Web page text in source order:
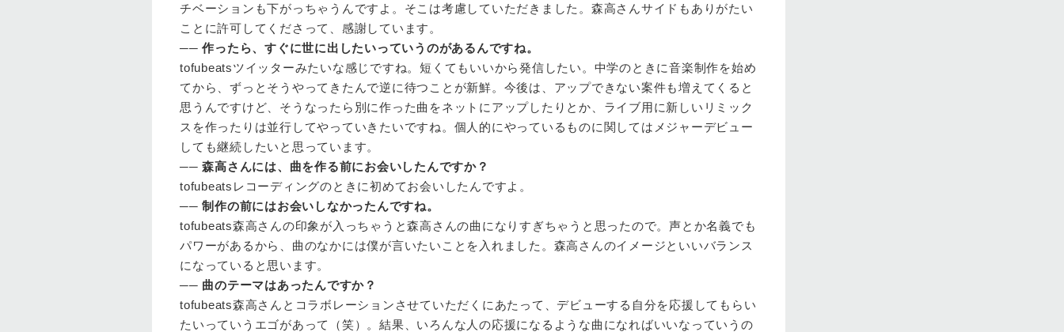
チベーションも下がっちゃうんですよ。そこは考慮していただきました。森高さんサイドもありがたい
ことに許可してくださって、感謝しています。
──作ったら、すぐに世に出したいっていうのがあるんですね。
tofubeatsツイッターみたいな感じですね。短くてもいいから発信したい。中学のときに音楽制作を始め
てから、ずっとそうやってきたんで逆に待つことが新鮮。今後は、アップできない案件も増えてくると
思うんですけど、そうなったら別に作った曲をネットにアップしたりとか、ライブ用に新しいリミック
スを作ったりは並行してやっていきたいですね。個人的にやっているものに関してはメジャーデビュー
しても継続したいと思っています。
──森高さんには、曲を作る前にお会いしたんですか？
tofubeats レコーディングのときに初めてお会いしたんですよ。
──制作の前にはお会いしなかったんですね。
tofubeats森高さんの印象が入っちゃうと森高さんの曲になりすぎちゃうと思ったので。声とか名義でも
パワーがあるから、曲のなかには僕が言いたいことを入れました。森高さんのイメージといいバランス
になっていると思います。
── 曲のテーマはあったんですか？
tofubeats森高さんとコラボレーションさせていただくにあたって、デビューする自分を応援してもらい
たいっていうエゴがあって（笑）。結果、いろんな人の応援になるような曲になればいいなっていうの